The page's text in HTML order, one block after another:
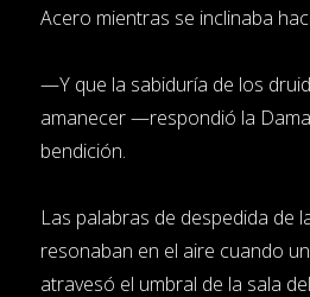
Acero mientras se inclinaba
—Y que la sabiduría de los
amanecer —respondió la
bendición.
Las palabras de despedida de
resonaban en el aire cuando
atravesó el umbral de la sala